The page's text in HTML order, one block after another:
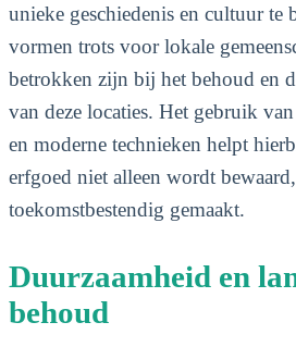
unieke geschiedenis en cultuur te
vormen trots voor lokale
betrokken zijn bij het behoud en
van deze locaties. Het gebruik
en moderne technieken helpt
erfgoed niet alleen wordt
toekomstbestendig gemaakt.
Duurzaamheid en
behoud